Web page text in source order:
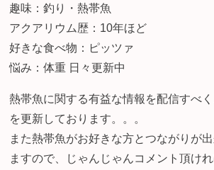
趣味：釣り・熱帯魚
アクアリウム歴：10年ほど
好きな食べ物：ピッツァ
悩み：体重 日々更新中
熱帯魚に関する有益な情報を配信すべ
を更新しております。。。
また熱帯魚がお好きな方とつながりが
ますので、じゃんじゃんコメント頂け